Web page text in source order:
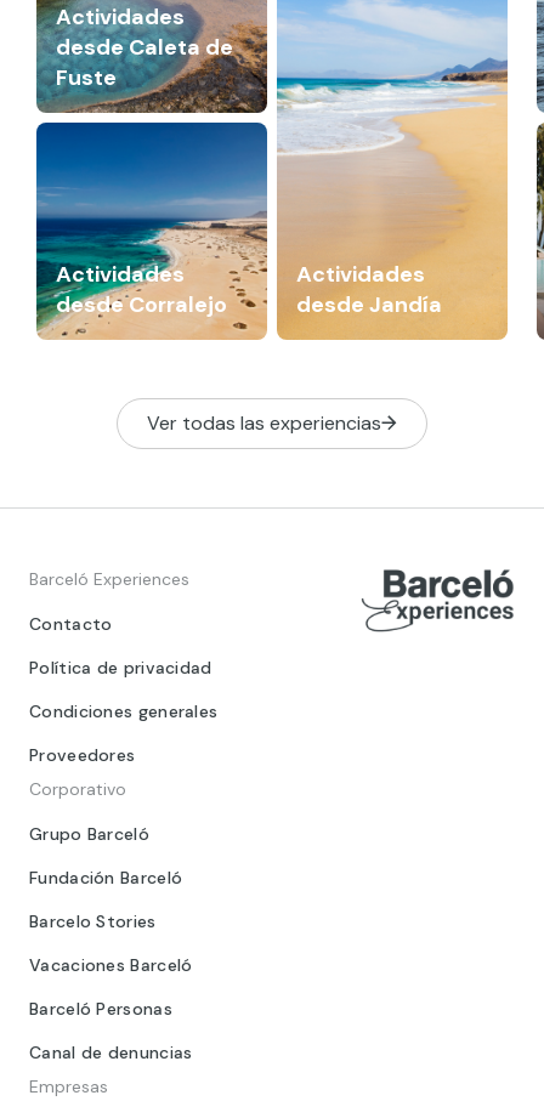
Actividades
desde Caleta de
Fuste
Actividades
desde Jandía
Actividades
desde Corralejo
Ver todas las experiencias
Barceló Experiences
Contacto
Política de privacidad
Condiciones generales
Proveedores
Corporativo
Grupo Barceló
Fundación Barceló
Barcelo Stories
Vacaciones Barceló
Barceló Personas
Canal de denuncias
Empresas